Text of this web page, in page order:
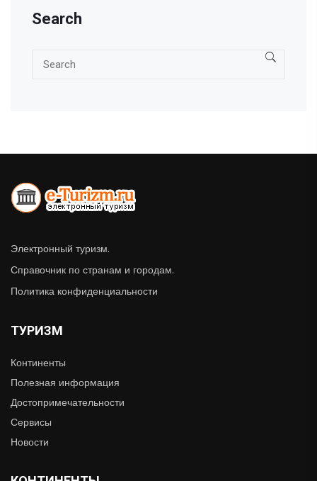
Search
Электронный туризм.
Справочник по странам и городам.
Политика конфиденциальности
ТУРИЗМ
Континенты
Полезная информация
Достопримечательности
Сервисы
Новости